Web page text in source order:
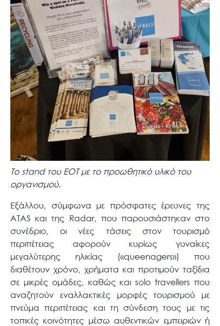
Το stand του ΕΟΤ με το προωθητικό υλικό του
οργανισμού.
Εξάλλου, σύμφωνα με πρόσφατες έρευνες της
ATAS και της Radar, που παρουσιάστηκαν στο
συνέδριο, οι νέες τάσεις στον τουρισμό
περιπέτειας αφορούν κυρίως γυναίκες
μεγαλύτερης ηλικίας («queenagers») που
διαθέτουν χρόνο, χρήματα και προτιμούν ταξίδια
σε μικρές ομάδες, καθώς και solo travellers που
αναζητούν εναλλακτικές μορφές τουρισμού με
πνεύμα περιπέτειας και τη σύνδεση τους με τις
τοπικές κοινότητες μέσω αυθεντικών εμπειριών ή